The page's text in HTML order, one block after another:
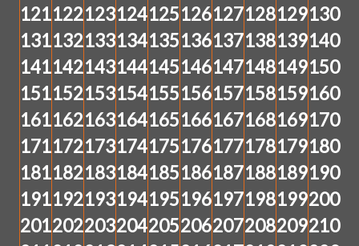
121122123124125126127128129130
131132133134135136137138139140
141142143144145146147148149150
151152153154155156157158159160
161162163164165166167168169170
171172173174175176177178179180
181182183184185186187188189190
191192193194195196197198199200
201202203204205206207208209210